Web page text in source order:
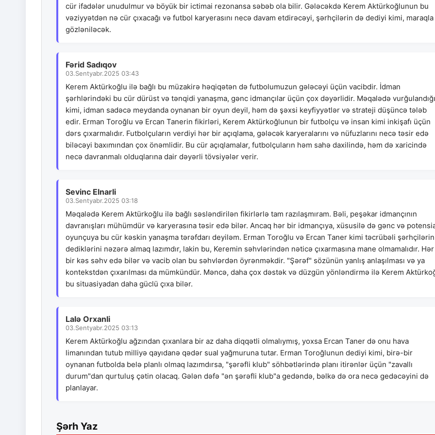
cür ifadələr unudulmur və böyük bir ictimai rezonansa səbəb ola bilir. Gələcəkdə Kerem Aktürkoğlunun bu
vəziyyətdən nə cür çıxacağı və futbol karyerasını necə davam etdirəcəyi, şərhçilərin də dediyi kimi, maraqla
gözləniləcək.
Fərid Sadıqov
03.Sentyabr.2025 03:43
Kerem Aktürkoğlu ilə bağlı bu müzakirə həqiqətən də futbolumuzun gələcəyi üçün vacibdir. İdman
şərhlərindəki bu cür dürüst və tənqidi yanaşma, gənc idmançılar üçün çox dəyərlidir. Məqalədə vurğulandığı
kimi, idman sadəcə meydanda oynanan bir oyun deyil, həm də şəxsi keyfiyyətlər və strateji düşüncə tələb
edir. Erman Toroğlu və Ercan Tanerin fikirləri, Kerem Aktürkoğlunun bir futbolçu və insan kimi inkişafı üçün
dərs çıxarmalıdır. Futbolçuların verdiyi hər bir açıqlama, gələcək karyeralarını və nüfuzlarını necə təsir edə
biləcəyi baxımından çox önəmlidir. Bu cür açıqlamalar, futbolçuların həm sahə daxilində, həm də xaricində
necə davranmalı olduqlarına dair dəyərli tövsiyələr verir.
Sevinc Elnarli
03.Sentyabr.2025 03:18
Məqalədə Kerem Aktürkoğlu ilə bağlı səsləndirilən fikirlərlə tam razılaşmıram. Bəli, peşəkar idmançının
davranışları mühümdür və karyerasına təsir edə bilər. Ancaq hər bir idmançıya, xüsusilə də gənc və
oyunçuya bu cür kəskin yanaşma tərəfdarı deyiləm. Erman Toroğlu və Ercan Taner kimi təcrübəli şərhçilərin
dediklərini nəzərə almaq lazımdır, lakin bu, Keremin səhvlərindən nəticə çıxarmasına mane olmamalıdır. Hər
bir kəs səhv edə bilər və vacib olan bu səhvlərdən öyrənməkdir. "Şərəf" sözünün yanlış anlaşılması və ya
kontekstdən çıxarılması da mümkündür. Məncə, daha çox dəstək və düzgün yönləndirmə ilə Kerem
bu situasiyadan daha güclü çıxa bilər.
Lalə Orxanli
03.Sentyabr.2025 03:13
Kerem Aktürkoğlu ağzından çıxanlara bir az daha diqqətli olmalıymış, yoxsa Ercan Taner də onu hava
limanından tutub milliyə qayıdanə qədər sual yağmuruna tutar. Erman Toroğlunun dediyi kimi, birə-bir
oynanan futbolda belə planlı olmaq lazımdırsa, "şərəfli klub" söhbətlərində planı itirənlər üçün "zavallı
durum"dan qurtuluş çətin olacaq. Gələn dəfə "ən şərəfli klub"a gedəndə, bəlkə də ora necə gedəcəyini də
planlayar.
Şərh Yaz